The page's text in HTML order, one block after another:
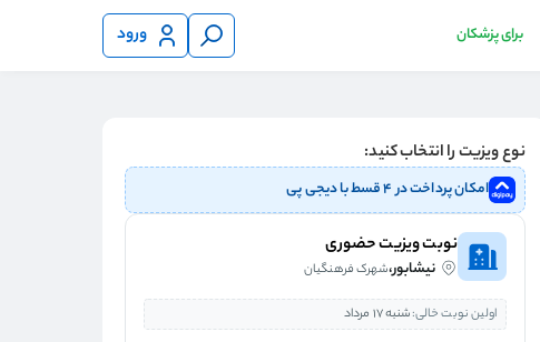
ورود برای پزشکان
نوع ویزیت را انتخاب کنید:
امکان پرداخت در ۴ قسط با دیجی پی
نوبت ویزیت حضوری
نیشابور،شهرک فرهنگیان
اولین نوبت خالی:شنبه 17 مرداد